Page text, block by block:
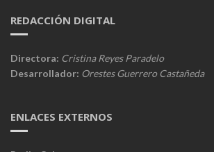
REDACCIÓN DIGITAL
Directora: Cristina Reyes Paradelo
Desarrollador: Orestes Guerrero Castañeda
ENLACES EXTERNOS